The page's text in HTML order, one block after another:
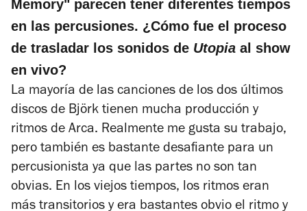
Memory" parecen tener diferentes tiempos
en las percusiones. ¿Cómo fue el proceso
de trasladar los sonidos de Utopia al show
en vivo?
La mayoría de las canciones de los dos últimos
discos de Björk tienen mucha producción y
ritmos de Arca. Realmente me gusta su trabajo,
pero también es bastante desafiante para un
percusionista ya que las partes no son tan
obvias. En los viejos tiempos, los ritmos eran
más transitorios y era bastantes obvio el ritmo y